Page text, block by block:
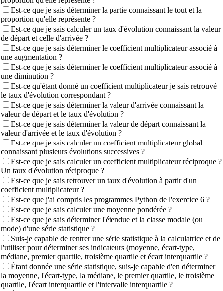
Est-ce que je sais déterminer la partie connaissant le tout et la
proportion qu'elle représente ?
Est-ce que je sais calculer un taux d'évolution connaissant la valeur
de départ et celle d'arrivée ?
Est-ce que je sais déterminer le coefficient multiplicateur associé à
une augmentation ?
Est-ce que je sais déterminer le coefficient multiplicateur associé à
une diminution ?
Est-ce qu'étant donné un coefficient multiplicateur je sais retrouvé
le taux d'évolution correspondant ?
Est-ce que je sais déterminer la valeur d'arrivée connaissant la
valeur de départ et le taux d'évolution ?
Est-ce que je sais déterminer la valeur de départ connaissant la
valeur d'arrivée et le taux d'évolution ?
Est-ce que je sais calculer un coefficient multiplicateur global
connaissant plusieurs évolutions successives ?
Est-ce que je sais calculer un coefficient multiplicateur réciproque ?
Un taux d'évolution réciproque ?
Est-ce que je sais retrouver un taux d'évolution à partir d'un
coefficient multiplicateur ?
Est-ce que j'ai compris les programmes Python de l'exercice 6 ?
Est-ce que je sais calculer une moyenne pondérée ?
Est-ce que je sais déterminer l'étendue et la classe modale (ou
mode) d'une série statistique ?
Suis-je capable de rentrer une série statistique à la calculatrice et de
l'utiliser pour déterminer ses indicateurs (moyenne, écart-type,
médiane, premier quartile, troisième quartile et écart interquartile ?
Étant donnée une série statistique, suis-je capable d'en déterminer
la moyenne, l'écart-type, la médiane, le premier quartile, le troisième
quartile, l'écart interquartile et l'intervalle interquartile ?